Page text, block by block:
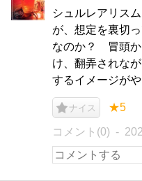
シュルレアリス
が、想定を裏切
なのか？ 冒頭か
け、翻弄されな
するイメージが
ナイス ★5
コメント(0)